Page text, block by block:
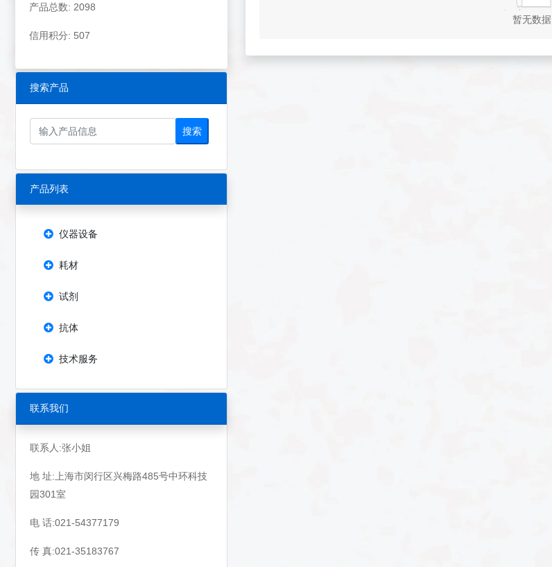
产品总数: 2098
信用积分: 507
搜索产品
搜索
产品列表
仪器设备
耗材
试剂
抗体
技术服务
联系我们
联系人:张小姐
地 址:上海市闵行区兴梅路485号中环科技
园301室
电 话:021-54377179
传 真:021-35183767
暂无数据